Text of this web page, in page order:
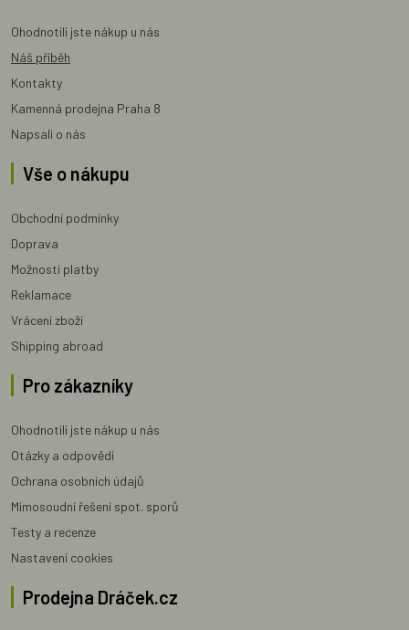
Ohodnotili jste nákup u nás
Náš příběh
Kontakty
Kamenná prodejna Praha 8
Napsali o nás
Vše o nákupu
Obchodní podmínky
Doprava
Možnosti platby
Reklamace
Vrácení zboží
Shipping abroad
Pro zákazníky
Ohodnotili jste nákup u nás
Otázky a odpovědi
Ochrana osobních údajů
Mimosoudní řešení spot. sporů
Testy a recenze
Nastavení cookies
Prodejna Dráček.cz